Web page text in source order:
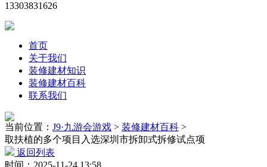
13303831626
首页
关于我们
装修建材知识
装修建材百科
联系我们
当前位置： J9·九游会游戏 > 装修建材百科 >
取扶植的多个项目入选深圳市拆卸式拆修试点项
返回列表
时间：2025-11-24 13:58